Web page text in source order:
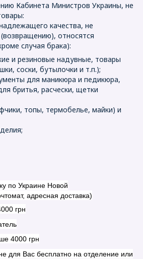
Кабинета Министров Украины, не
качества, не
относятся
случая брака):
и резиновые надувные, товары
соски, бутылочки и т.п.);
для маникюра и педикюра,
бритья, расчески, щетки
топы, термобелье, майки) и
по Украине Новой
адресная доставка)
грн
4000 грн
для Вас бесплатно на отделение или